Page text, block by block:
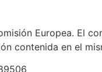
Europea. El
contenida en el